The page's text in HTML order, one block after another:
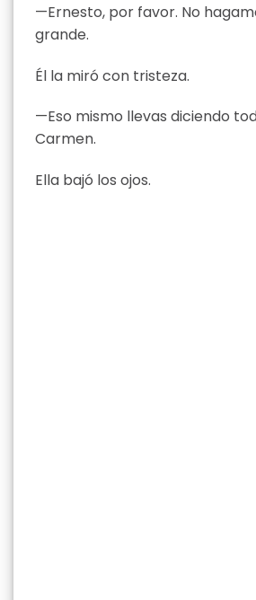
—Ernesto, por favor. No
grande.
Él la miró con tristeza.
—Eso mismo llevas diciendo
Carmen.
Ella bajó los ojos.